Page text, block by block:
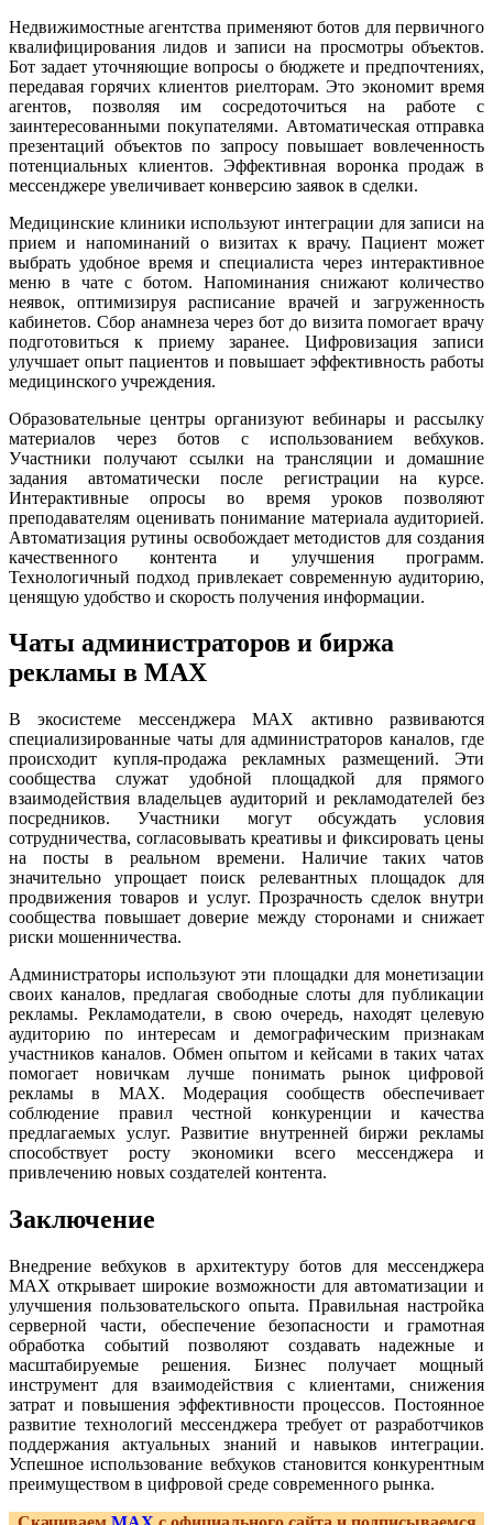
Недвижимостные агентства применяют ботов для первичного
квалифицирования лидов и записи на просмотры объектов.
Бот задает уточняющие вопросы о бюджете и предпочтениях,
передавая горячих клиентов риелторам. Это экономит время
агентов, позволяя им сосредоточиться на работе с
заинтересованными покупателями. Автоматическая отправка
презентаций объектов по запросу повышает вовлеченность
потенциальных клиентов. Эффективная воронка продаж в
мессенджере увеличивает конверсию заявок в сделки.
Медицинские клиники используют интеграции для записи на
прием и напоминаний о визитах к врачу. Пациент может
выбрать удобное время и специалиста через интерактивное
меню в чате с ботом. Напоминания снижают количество
неявок, оптимизируя расписание врачей и загруженность
кабинетов. Сбор анамнеза через бот до визита помогает врачу
подготовиться к приему заранее. Цифровизация записи
улучшает опыт пациентов и повышает эффективность работы
медицинского учреждения.
Образовательные центры организуют вебинары и рассылку
материалов через ботов с использованием вебхуков.
Участники получают ссылки на трансляции и домашние
задания автоматически после регистрации на курсе.
Интерактивные опросы во время уроков позволяют
преподавателям оценивать понимание материала аудиторией.
Автоматизация рутины освобождает методистов для создания
качественного контента и улучшения программ.
Технологичный подход привлекает современную аудиторию,
ценящую удобство и скорость получения информации.
Чаты администраторов и биржа
рекламы в MAX
В экосистеме мессенджера MAX активно развиваются
специализированные чаты для администраторов каналов, где
происходит купля-продажа рекламных размещений. Эти
сообщества служат удобной площадкой для прямого
взаимодействия владельцев аудиторий и рекламодателей без
посредников. Участники могут обсуждать условия
сотрудничества, согласовывать креативы и фиксировать цены
на посты в реальном времени. Наличие таких чатов
значительно упрощает поиск релевантных площадок для
продвижения товаров и услуг. Прозрачность сделок внутри
сообщества повышает доверие между сторонами и снижает
риски мошенничества.
Администраторы используют эти площадки для монетизации
своих каналов, предлагая свободные слоты для публикации
рекламы. Рекламодатели, в свою очередь, находят целевую
аудиторию по интересам и демографическим признакам
участников каналов. Обмен опытом и кейсами в таких чатах
помогает новичкам лучше понимать рынок цифровой
рекламы в MAX. Модерация сообществ обеспечивает
соблюдение правил честной конкуренции и качества
предлагаемых услуг. Развитие внутренней биржи рекламы
способствует росту экономики всего мессенджера и
привлечению новых создателей контента.
Заключение
Внедрение вебхуков в архитектуру ботов для мессенджера
MAX открывает широкие возможности для автоматизации и
улучшения пользовательского опыта. Правильная настройка
серверной части, обеспечение безопасности и грамотная
обработка событий позволяют создавать надежные и
масштабируемые решения. Бизнес получает мощный
инструмент для взаимодействия с клиентами, снижения
затрат и повышения эффективности процессов. Постоянное
развитие технологий мессенджера требует от разработчиков
поддержания актуальных знаний и навыков интеграции.
Успешное использование вебхуков становится конкурентным
преимуществом в цифровой среде современного рынка.